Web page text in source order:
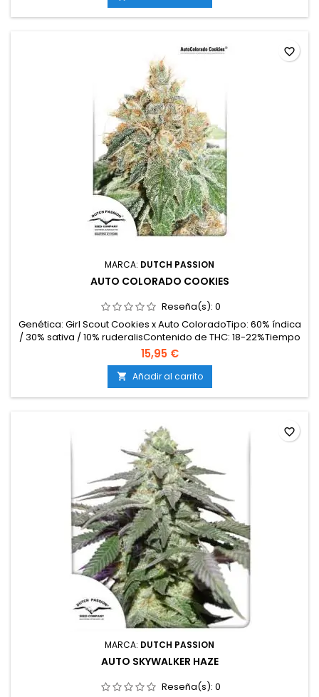
cm en interior; hasta 150 cm en exteriorAromas y
sabores: Intensamente...
MARCA: DUTCH PASSION
AUTO COLORADO COOKIES
Reseña(s): 0
Genética: Girl Scout Cookies x Auto ColoradoTipo: 60% índica
/ 30% sativa / 10% ruderalisContenido de THC: 18-22%Tiempo
de floración / ciclo completo: 11 semanas desde
germinaciónProducción en interior: 400-500
g/m²Producción en exterior: 75-150 g/plantaAltura: 70-120 cm
en interior; hasta 140 cm en exteriorAromas y
sabores: Dulces...
15,95 €
 Añadir al carrito
favorite_border
MARCA: DUTCH PASSION
AUTO SKYWALKER HAZE
Reseña(s): 0
favorite_border